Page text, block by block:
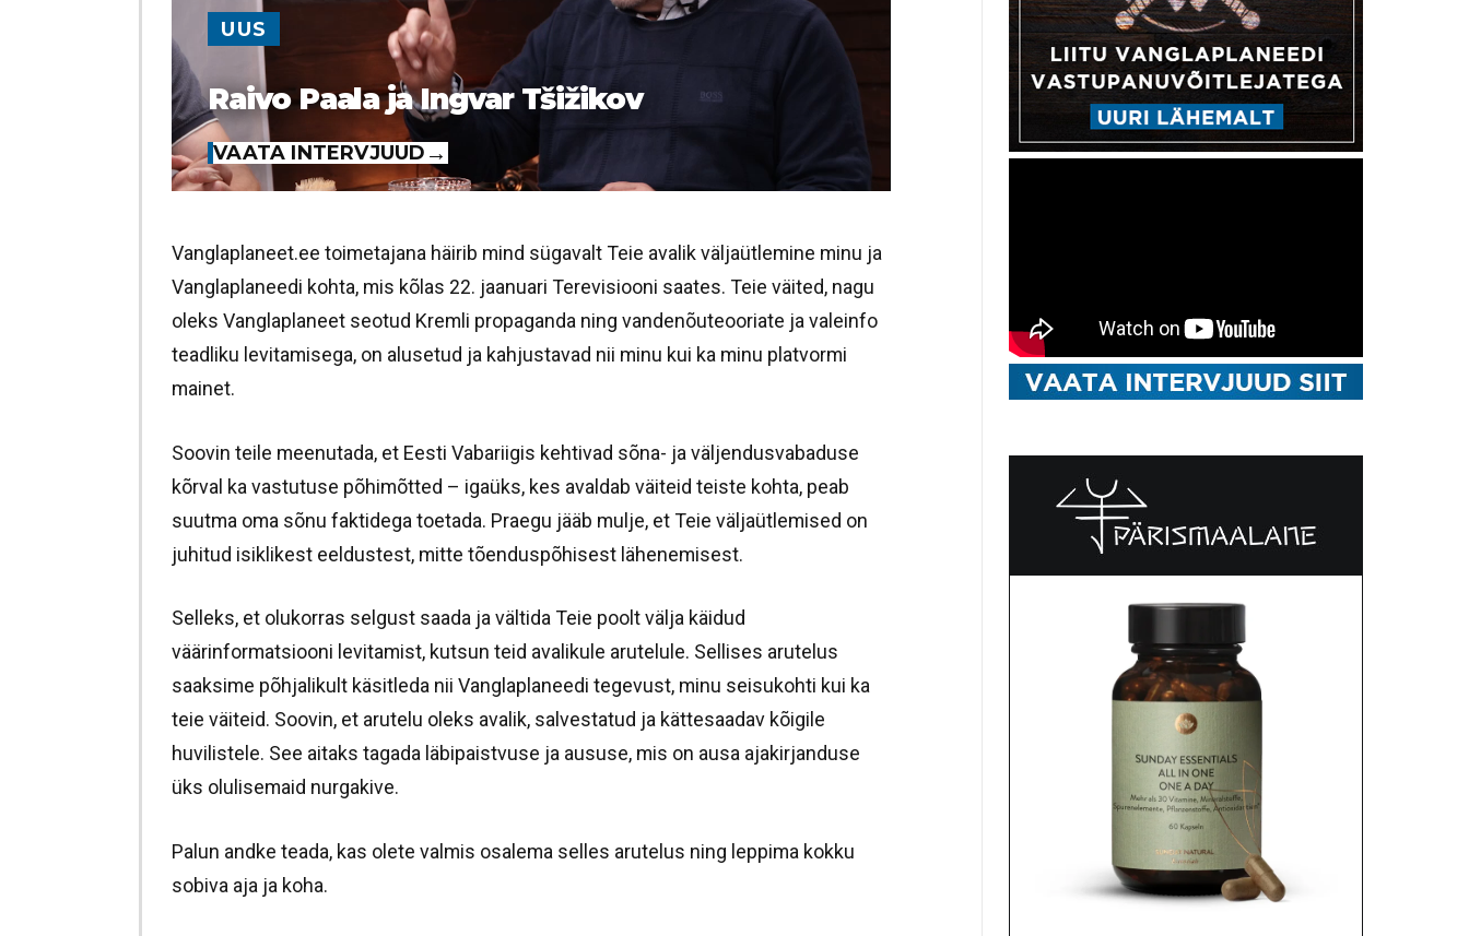
UUS
Raivo Paala ja Ingvar Tšižikov
VAATA INTERVJUUD
Vanglaplaneet.ee toimetajana häirib mind sügavalt Teie avalik väljaütlemine minu ja
Vanglaplaneedi kohta, mis kõlas 22. jaanuari Terevisiooni saates. Teie väited, nagu
oleks Vanglaplaneet seotud Kremli propaganda ning vandenõuteooriate ja valeinfo
teadliku levitamisega, on alusetud ja kahjustavad nii minu kui ka minu platvormi
mainet.
Soovin teile meenutada, et Eesti Vabariigis kehtivad sõna- ja väljendusvabaduse
kõrval ka vastutuse põhimõtted – igaüks, kes avaldab väiteid teiste kohta, peab
suutma oma sõnu faktidega toetada. Praegu jääb mulje, et Teie väljaütlemised on
juhitud isiklikest eeldustest, mitte tõenduspõhisest lähenemisest.
Selleks, et olukorras selgust saada ja vältida Teie poolt välja käidud
väärinformatsiooni levitamist, kutsun teid avalikule arutelule. Sellises arutelus
saaksime põhjalikult käsitleda nii Vanglaplaneedi tegevust, minu seisukohti kui ka
teie väiteid. Soovin, et arutelu oleks avalik, salvestatud ja kättesaadav kõigile
huvilistele. See aitaks tagada läbipaistvuse ja aususe, mis on ausa ajakirjanduse
üks olulisemaid nurgakive.
Palun andke teada, kas olete valmis osalema selles arutelus ning leppima kokku
sobiva aja ja koha.